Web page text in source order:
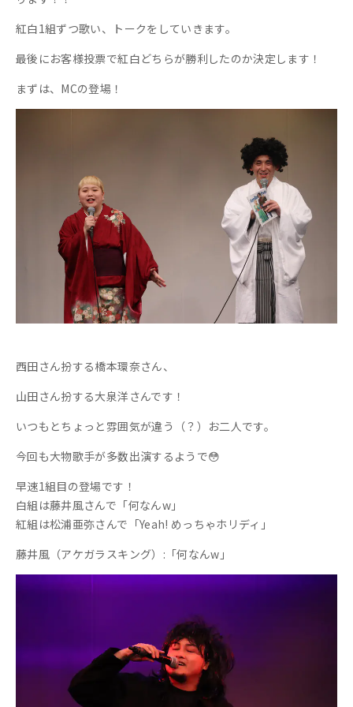
紅白1組ずつ歌い、トークをしていきます。
最後にお客様投票で紅白どちらが勝利したのか決定します！
まずは、MCの登場！
西田さん扮する橋本環奈さん、
山田さん扮する大泉洋さんです！
いつもとちょっと雰囲気が違う（？）お二人です。
今回も大物歌手が多数出演するようで😳
早速1組目の登場です！
白組は藤井風さんで「何なんw」
紅組は松浦亜弥さんで「Yeah! めっちゃホリディ」
藤井風（アケガラスキング）:「何なんw」